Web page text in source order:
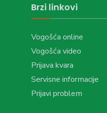
Brzi linkovi
Vogošća online
Vogošća video
Prijava kvara
Servisne informacije
Prijavi problem